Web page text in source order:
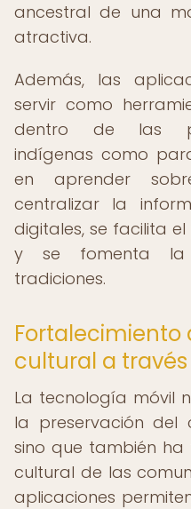
ancestral de una
atractiva.
Además, las
servir como
dentro de las
indígenas como
en aprender
centralizar la
digitales, se facilita
y se fomenta la
tradiciones.
Fortalecimiento
cultural a
La tecnología móvil
la preservación del
sino que también
cultural de las
aplicaciones